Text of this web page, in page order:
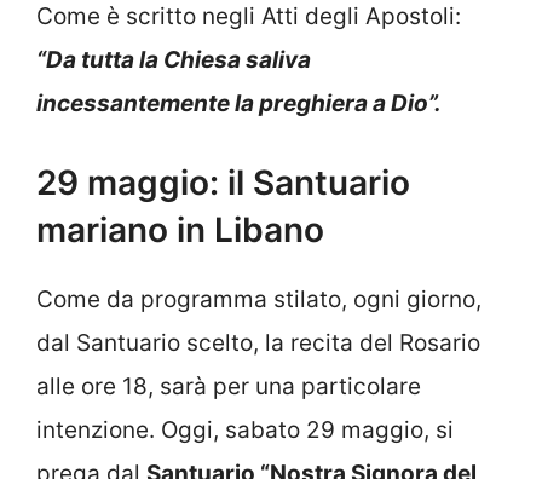
Come è scritto negli Atti degli Apostoli:
“Da tutta la Chiesa saliva
incessantemente la preghiera a Dio”.
29 maggio: il Santuario
mariano in Libano
Come da programma stilato, ogni giorno,
dal Santuario scelto, la recita del Rosario
alle ore 18, sarà per una particolare
intenzione. Oggi, sabato 29 maggio, si